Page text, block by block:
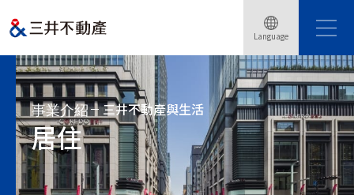
Language
Home
事業介紹 三井不動產與生活
居住